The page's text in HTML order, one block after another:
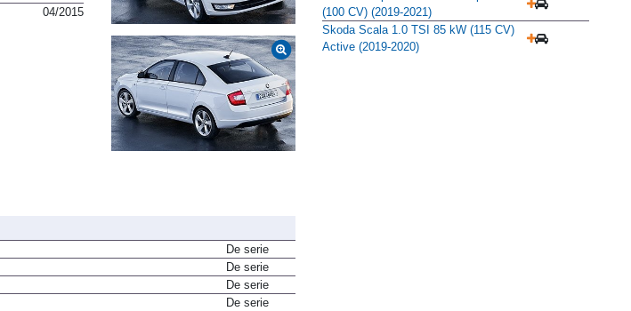
0 %
De serie
De serie
De serie
KIA Ceed 5p 1.0 T-GDi Concept 73 kW
(100 CV) (2019-2021)
Skoda Scala 1.0 TSI 85 kW (115 CV)